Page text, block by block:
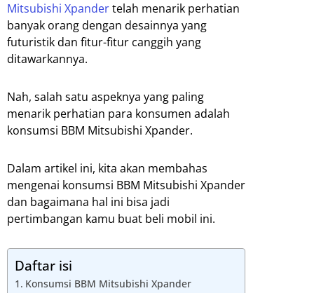
Mitsubishi Xpandertelah menarik perhatian
banyak orang dengan desainnya yang
futuristik dan fitur-fitur canggih yang
ditawarkannya.
Nah, salah satu aspeknya yang paling
menarik perhatian para konsumen adalah
konsumsi BBM Mitsubishi Xpander.
Dalam artikel ini, kita akan membahas
mengenai konsumsi BBM Mitsubishi Xpander
dan bagaimana hal ini bisa jadi
pertimbangan kamu buat beli mobil ini.
Daftar isi
Konsumsi BBM Mitsubishi Xpander